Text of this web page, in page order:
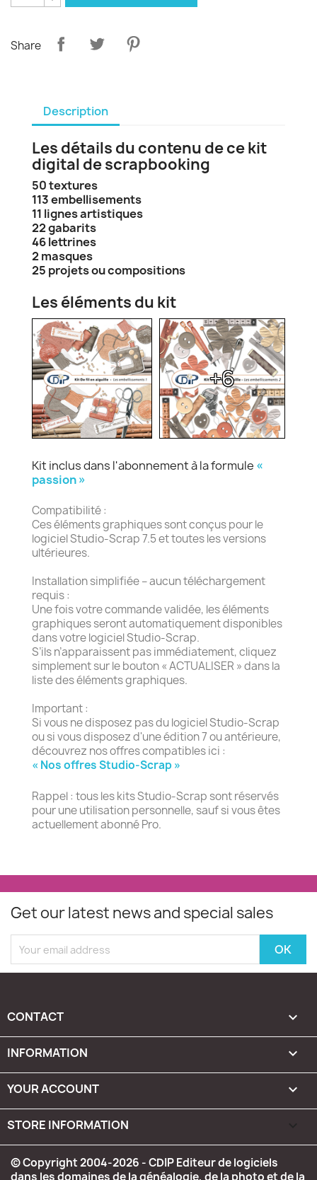
Share
Description
Les détails du contenu de ce kit
digital de scrapbooking
50 textures
113 embellisements
11 lignes artistiques
22 gabarits
46 lettrines
2 masques
25 projets ou compositions
Les éléments du kit
+6
Kit inclus dans l'abonnement à la formule «
passion »
Compatibilité :
Ces éléments graphiques sont conçus pour le
logiciel Studio-Scrap 7.5 et toutes les versions
ultérieures.
Installation simplifiée – aucun téléchargement
requis :
Une fois votre commande validée, les éléments
graphiques seront automatiquement disponibles
dans votre logiciel Studio-Scrap.
S’ils n’apparaissent pas immédiatement, cliquez
simplement sur le bouton « ACTUALISER » dans la
liste des éléments graphiques.
Important :
Si vous ne disposez pas du logiciel Studio-Scrap
ou si vous disposez d'une édition 7 ou antérieure,
découvrez nos offres compatibles ici :
« Nos offres Studio-Scrap »
Rappel : tous les kits Studio-Scrap sont réservés
pour une utilisation personnelle, sauf si vous êtes
actuellement abonné Pro.
Get our latest news and special sales
CONTACT 
INFORMATION 
YOUR ACCOUNT 
STORE INFORMATION
© Copyright 2004-2026 - CDIP Editeur de logiciels
dans les domaines de la généalogie, de la photo et de la